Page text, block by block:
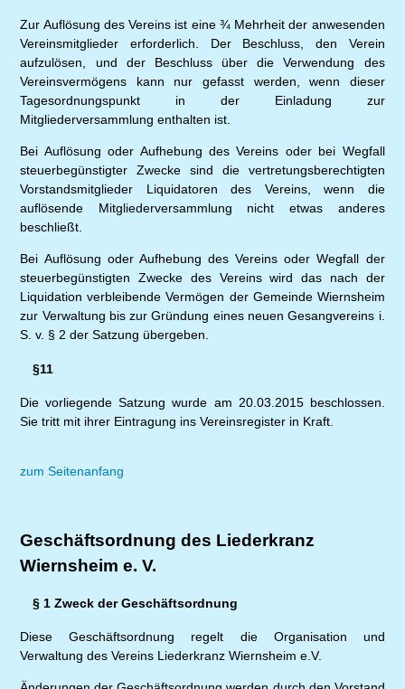
Zur Auflösung des Vereins ist eine ¾ Mehrheit der anwesenden
Vereinsmitglieder erforderlich. Der Beschluss, den Verein
aufzulösen, und der Beschluss über die Verwendung des
Vereinsvermögens kann nur gefasst werden, wenn dieser
Tagesordnungspunkt in der Einladung zur
Mitgliederversammlung enthalten ist.
Bei Auflösung oder Aufhebung des Vereins oder bei Wegfall
steuerbegünstigter Zwecke sind die vertretungsberechtigten
Vorstandsmitglieder Liquidatoren des Vereins, wenn die
auflösende Mitgliederversammlung nicht etwas anderes
beschließt.
Bei Auflösung oder Aufhebung des Vereins oder Wegfall der
steuerbegünstigten Zwecke des Vereins wird das nach der
Liquidation verbleibende Vermögen der Gemeinde Wiernsheim
zur Verwaltung bis zur Gründung eines neuen Gesangvereins i.
S. v. § 2 der Satzung übergeben.
§11
Die vorliegende Satzung wurde am 20.03.2015 beschlossen.
Sie tritt mit ihrer Eintragung ins Vereinsregister in Kraft.
zum Seitenanfang
Geschäftsordnung des Liederkranz
Wiernsheim e. V.
§ 1 Zweck der Geschäftsordnung
Diese Geschäftsordnung regelt die Organisation und
Verwaltung des Vereins Liederkranz Wiernsheim e.V.